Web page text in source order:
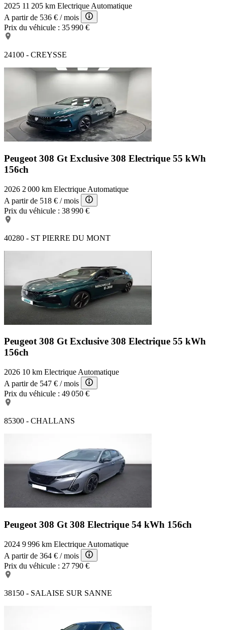
2025 11 205 km Electrique Automatique
A partir de 536 € / mois
Prix du véhicule : 35 990 €
24100 - CREYSSE
Peugeot 308 Gt Exclusive 308 Electrique 55 kWh
156ch
2026 2 000 km Electrique Automatique
A partir de 518 € / mois
Prix du véhicule : 38 990 €
40280 - ST PIERRE DU MONT
Peugeot 308 Gt Exclusive 308 Electrique 55 kWh
156ch
2026 10 km Electrique Automatique
A partir de 547 € / mois
Prix du véhicule : 49 050 €
85300 - CHALLANS
Peugeot 308 Gt 308 Electrique 54 kWh 156ch
2024 9 996 km Electrique Automatique
A partir de 364 € / mois
Prix du véhicule : 27 790 €
38150 - SALAISE SUR SANNE